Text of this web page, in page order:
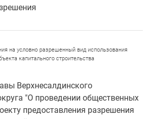
на условно разрешенный вид использования
капитального строительства
Верхнесалдинского
"О проведении общественных
предоставления разрешения